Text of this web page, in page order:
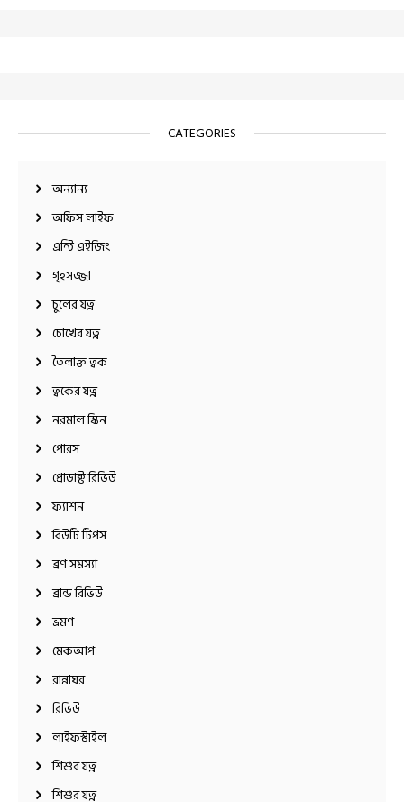
CATEGORIES
অন্যান্য
অফিস লাইফ
এন্টি এইজিং
গৃহসজ্জা
চুলের যত্ন
চোখের যত্ন
তৈলাক্ত ত্বক
ত্বকের যত্ন
নরমাল স্কিন
পোরস
প্রোডাক্ট রিভিউ
ফ্যাশন
বিউটি টিপস
ব্রণ সমস্যা
ব্রান্ড রিভিউ
ভ্রমণ
মেকআপ
রান্নাঘর
রিভিউ
লাইফস্টাইল
শিশুর যত্ন
শিশুর যত্ন